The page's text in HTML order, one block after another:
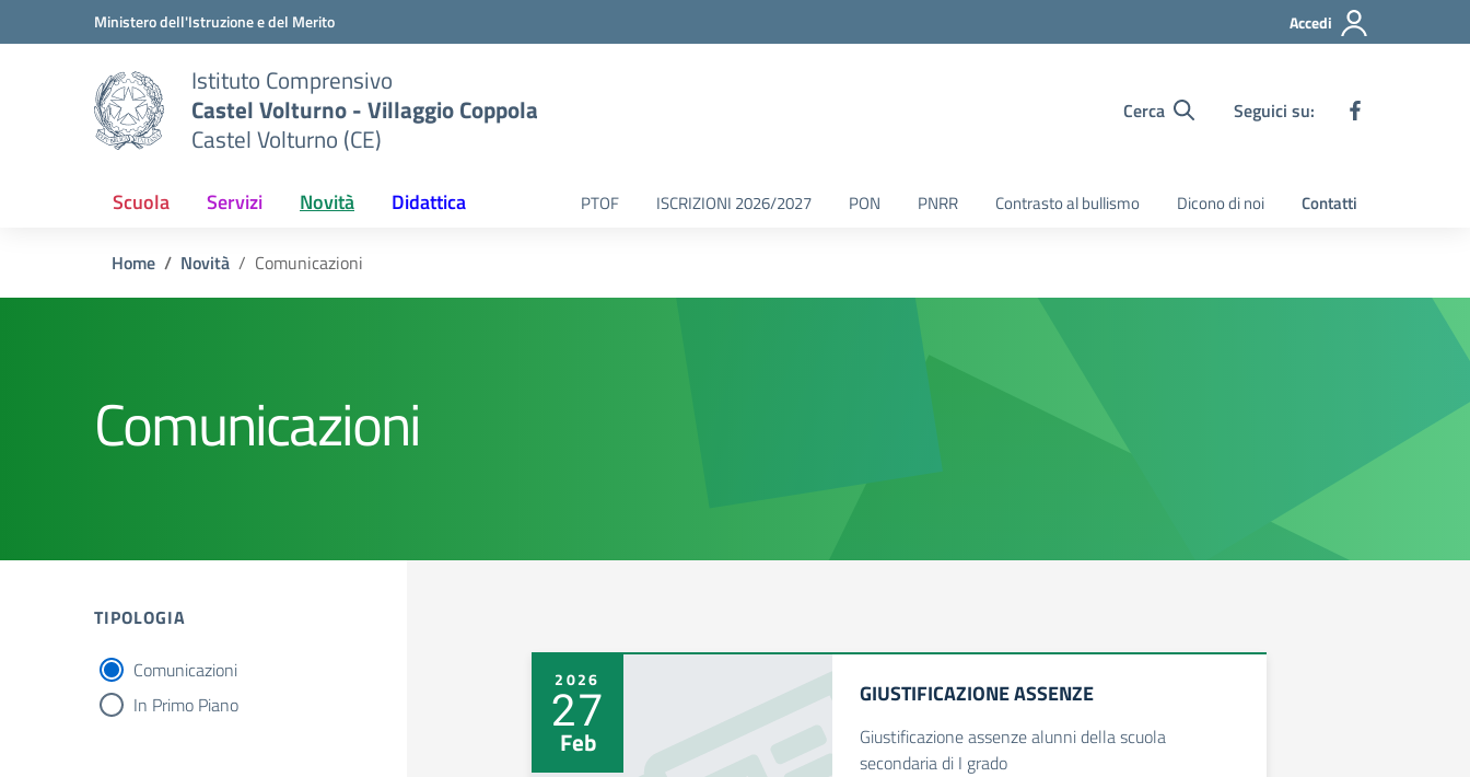
Vai ai contenuti
Vai al menu di navigazioneMinistero dell'Istruzione e del Merito Accedi
Istituto Comprensivo
Castel Volturno - Villaggio Coppola
Castel Volturno (CE)
Cerca Seguici su:
Scuola Servizi Novità Didattica PTOF ISCRIZIONI 2026/2027 PON PNRR Contrasto al bullismo Dicono di noi Contatti
Home Novità Comunicazioni
Comunicazioni
TIPOLOGIA
tipologia di articoli
Comunicazioni
In Primo Piano
2026
27
Feb
GIUSTIFICAZIONE ASSENZE
Giustificazione assenze alunni della scuola
secondaria di I grado